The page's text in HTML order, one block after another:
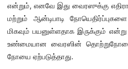
என்றும், எனவே இது வைரஸுக்கு
மற்றும் ஆன்டிபாடி
மிகவும் பயனுள்ளதாக இருக்கும் என்று
உண்மையான வைரஸின்
நோயை ஏற்படுத்தாது.